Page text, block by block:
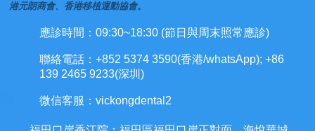
港元朗商會、香港移植運動協會。
應診時間：09:30~18:30 (節日與周末照常應診)
聯絡電話：+852 5374 3590(香港/whatsApp); +86
139 2465 9233(深圳)
微信客服：vickongdental2